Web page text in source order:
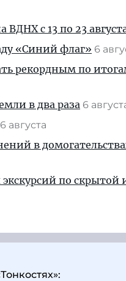
ВДНХ с 13 по 23
«Синий флаг» 6
рекордным по
в два раза 6
6 августа
в
по скрытой